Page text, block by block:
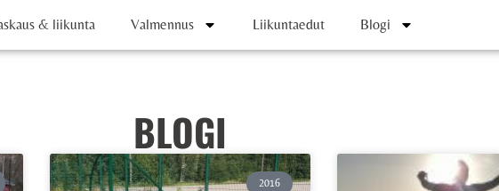
& liikunta Valmennus Liikuntaedut Blogi
BLOGI
2016